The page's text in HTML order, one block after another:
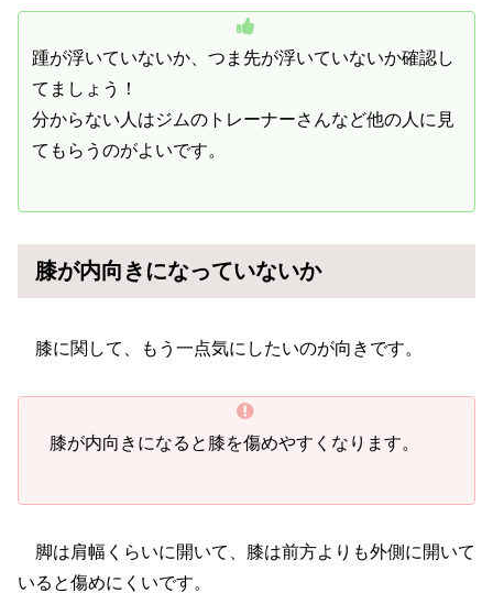
踵が浮いていないか、つま先が浮いていないか確認し
てましょう！
分からない人はジムのトレーナーさんなど他の人に見
てもらうのがよいです。
膝が内向きになっていないか
膝に関して、もう一点気にしたいのが向きです。
膝が内向きになると膝を傷めやすくなります。
脚は肩幅くらいに開いて、膝は前方よりも外側に開いて
いると傷めにくいです。